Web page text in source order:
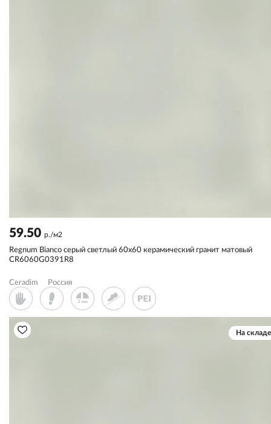
59.50 р./м2
Regnum Bianco серый светлый 60x60 керамический гранит матовый
CR6060G0391R8
Ceradim Россия
На складе